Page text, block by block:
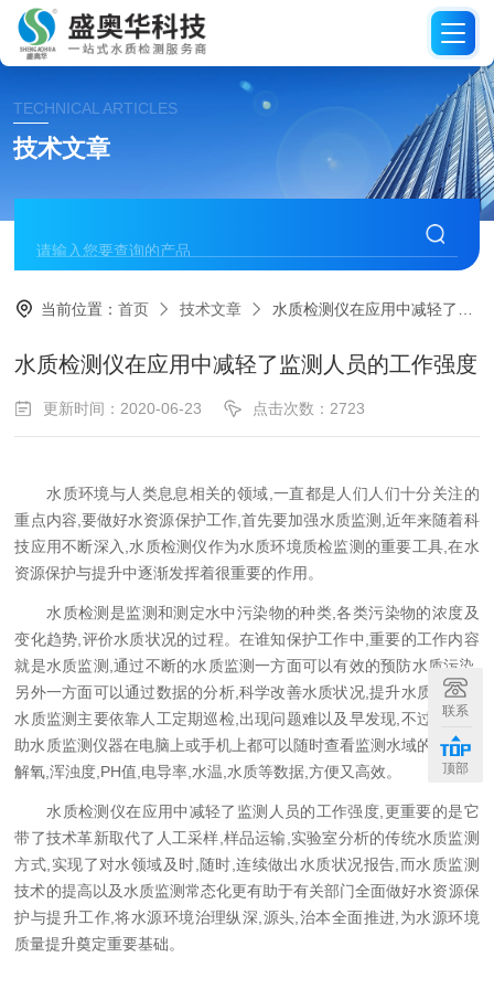
TECHNICAL ARTICLES
技术文章
当前位置：首页 技术文章 水质检测仪在应用中减轻了监测人员的工作强度
水质检测仪在应用中减轻了监测人员的工作强度
更新时间：2020-06-23 点击次数：2723
水质环境与人类息息相关的领域,一直都是人们人们十分关注的
重点内容,要做好水资源保护工作,首先要加强水质监测,近年来随着科
技应用不断深入,水质检测仪作为水质环境质检监测的重要工具,在水
资源保护与提升中逐渐发挥着很重要的作用。
水质检测是监测和测定水中污染物的种类,各类污染物的浓度及
变化趋势,评价水质状况的过程。在谁知保护工作中,重要的工作内容
就是水质监测,通过不断的水质监测一方面可以有效的预防水质污染,
另外一方面可以通过数据的分析,科学改善水质状况,提升水质。以前
水质监测主要依靠人工定期巡检,出现问题难以及早发现,不过现在借
助水质监测仪器在电脑上或手机上都可以随时查看监测水域的水体溶
解氧,浑浊度,PH值,电导率,水温,水质等数据,方便又高效。
水质检测仪在应用中减轻了监测人员的工作强度,更重要的是它
带了技术革新取代了人工采样,样品运输,实验室分析的传统水质监测
方式,实现了对水领域及时,随时,连续做出水质状况报告,而水质监测
技术的提高以及水质监测常态化更有助于有关部门全面做好水资源保
护与提升工作,将水源环境治理纵深,源头,治本全面推进,为水源环境
质量提升奠定重要基础。
联系
顶部